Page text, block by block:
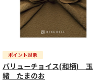
バリューチョイス(和柄) 玉
緒 たまのお